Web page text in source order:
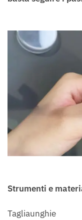
Strumenti e
Tagliaunghie